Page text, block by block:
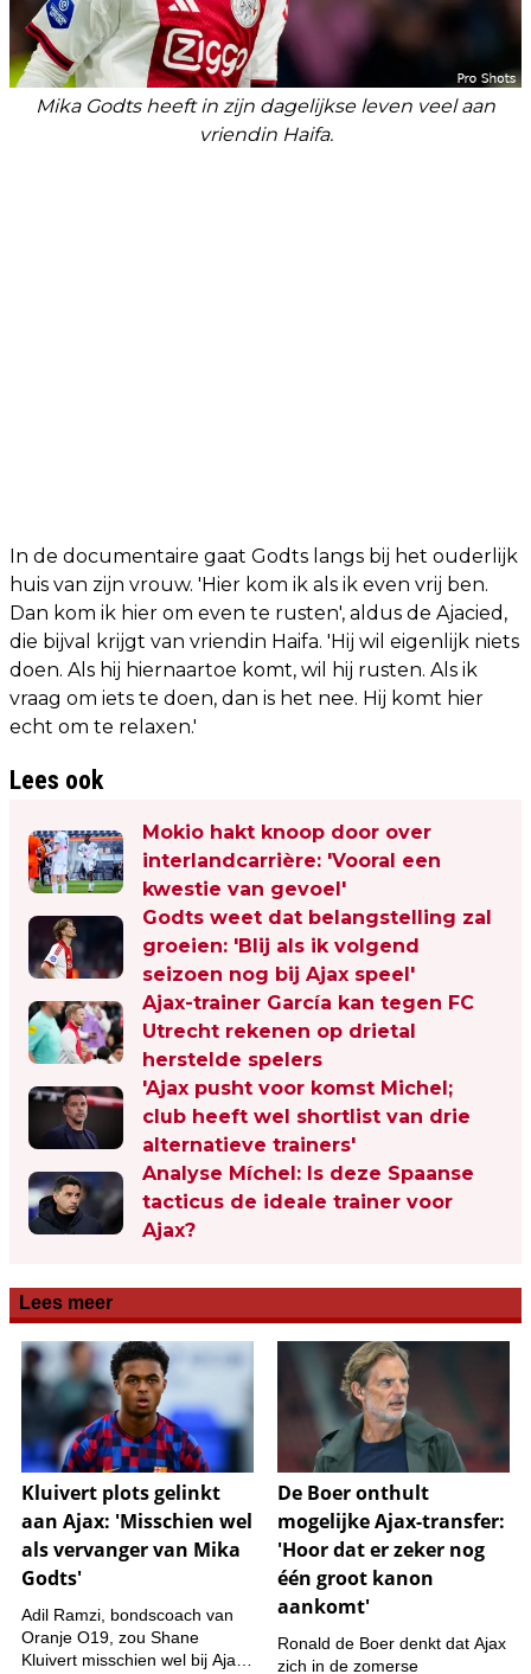
Mika Godts heeft in zijn dagelijkse leven veel aan
vriendin Haifa.
In de documentaire gaat Godts langs bij het ouderlijk
huis van zijn vrouw. 'Hier kom ik als ik even vrij ben.
Dan kom ik hier om even te rusten', aldus de Ajacied,
die bijval krijgt van vriendin Haifa. 'Hij wil eigenlijk niets
doen. Als hij hiernaartoe komt, wil hij rusten. Als ik
vraag om iets te doen, dan is het nee. Hij komt hier
echt om te relaxen.'
Lees ook
Mokio hakt knoop door over
interlandcarrière: 'Vooral een
kwestie van gevoel'
Godts weet dat belangstelling zal
groeien: 'Blij als ik volgend
seizoen nog bij Ajax speel'
Ajax-trainer García kan tegen FC
Utrecht rekenen op drietal
herstelde spelers
'Ajax pusht voor komst Michel;
club heeft wel shortlist van drie
alternatieve trainers'
Analyse Míchel: Is deze Spaanse
tacticus de ideale trainer voor
Ajax?